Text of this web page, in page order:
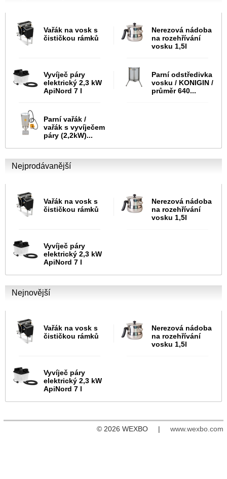
Vařák na vosk s
čističkou rámků
Nerezová nádoba
na rozehřívání
vosku 1,5l
Vyvíječ páry
elektrický 2,3 kW
ApiNord 7 l
Parní odstředivka
vosku / KONIGIN /
průměr 640...
Parní vařák /
vařák s vyvíječem
páry (2,2kW)...
Nejprodávanější
Vařák na vosk s
čističkou rámků
Nerezová nádoba
na rozehřívání
vosku 1,5l
Vyvíječ páry
elektrický 2,3 kW
ApiNord 7 l
Nejnovější
Vařák na vosk s
čističkou rámků
Nerezová nádoba
na rozehřívání
vosku 1,5l
Vyvíječ páry
elektrický 2,3 kW
ApiNord 7 l
© 2026 WEXBO | www.wexbo.com